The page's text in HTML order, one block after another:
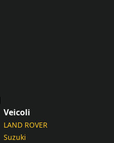
Veicoli
LAND ROVER
Suzuki